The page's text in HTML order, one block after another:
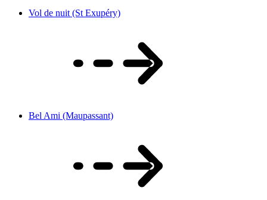
Vol de nuit (St Exupéry)
Bel Ami (Maupassant)